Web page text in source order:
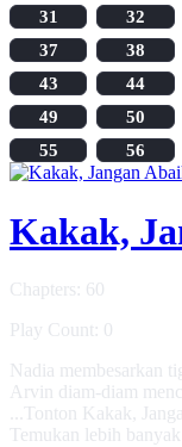
31
32
37
38
43
44
49
50
55
56
Kakak,
Chapters: 60
Play Count: 0
Nadia membesarkan
Arvin diam-diam
...Tonton Kakak,
Temukan lebih banyak